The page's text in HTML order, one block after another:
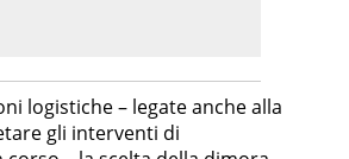
logistiche – legate anche alla
gli interventi di